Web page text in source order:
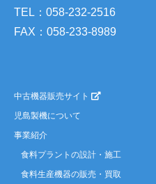
TEL：058-232-2516
FAX：058-233-8989
中古機器販売サイト
児島製機について
事業紹介
食料プラントの設計・施工
食料生産機器の販売・買取